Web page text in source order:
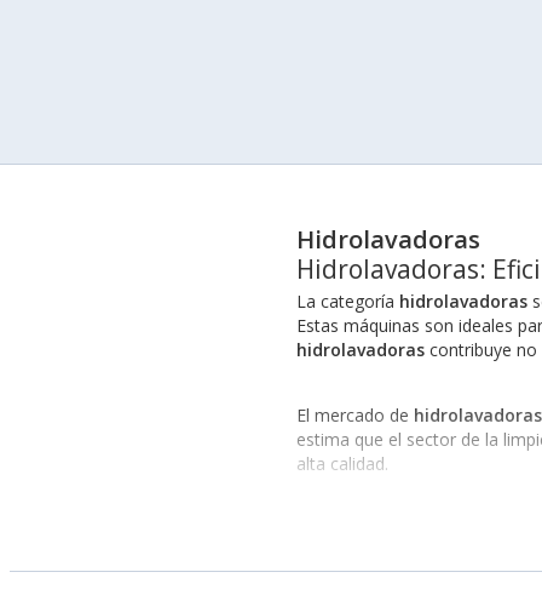
Hidrolavadoras
Hidrolavadoras:
La categoría hidrolavadoras
Estas máquinas son ideales
hidrolavadorascontribuye no
El mercado de hidrolavadoras
estima que el sector de la
alta calidad.
tecnologías avanzadas en